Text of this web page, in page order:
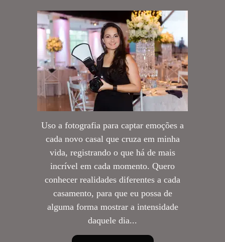
Uso a fotografia para captar emoções a
cada novo casal que cruza em minha
vida, registrando o que há de mais
incrível em cada momento. Quero
conhecer realidades diferentes a cada
casamento, para que eu possa de
alguma forma mostrar a intensidade
daquele dia...